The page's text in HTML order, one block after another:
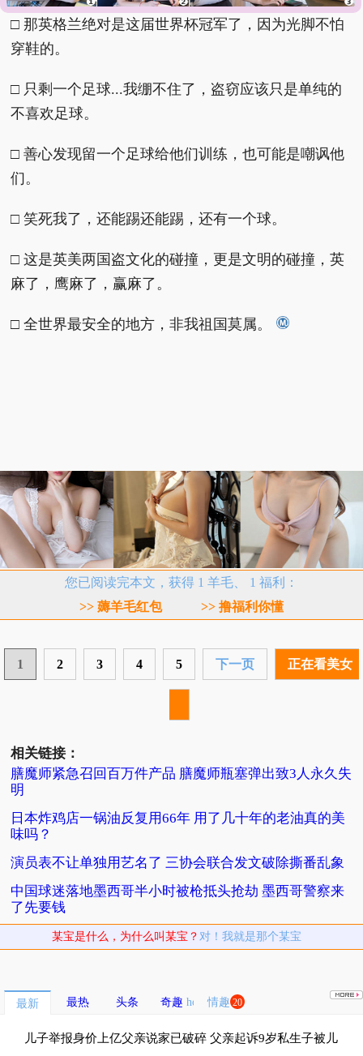
□ 那英格兰绝对是这届世界杯冠军了，因为光脚不怕
穿鞋的。
□ 只剩一个足球...我绷不住了，盗窃应该只是单纯的
不喜欢足球。
□ 善心发现留一个足球给他们训练，也可能是嘲讽他
们。
□ 笑死我了，还能踢还能踢，还有一个球。
□ 这是英美两国盗文化的碰撞，更是文明的碰撞，英
麻了，鹰麻了，赢麻了。
□ 全世界最安全的地方，非我祖国莫属。
您已阅读完本文，获得 1 羊毛、 1 福利：
>> 薅羊毛红包
>> 撸福利你懂
1 2 3 4 5 下一页 正在看美女
相关链接：
膳魔师紧急召回百万件产品 膳魔师瓶塞弹出致3人永久失
明
日本炸鸡店一锅油反复用66年 用了几十年的老油真的美
味吗？
演员表不让单独用艺名了 三协会联合发文破除撕番乱象
中国球迷落地墨西哥半小时被枪抵头抢劫 墨西哥警察来
了先要钱
某宝是什么，为什么叫某宝？ 对！我就是那个某宝
最新 最热 头条 奇趣 情趣 20
儿子举报身价上亿父亲说家已破碎 父亲起诉9岁私生子被儿